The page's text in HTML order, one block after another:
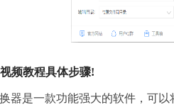
频教程具体步骤!
器是一款功能强大的软件，可以